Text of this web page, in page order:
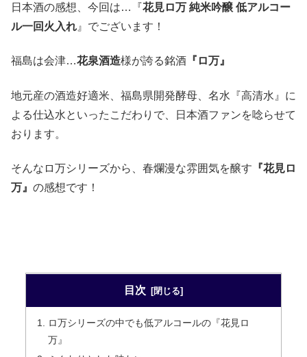
日本酒の感想、今回は…『花見ロ万 純米吟醸 低アルコー
ル一回火入れ 』でございます！
福島は会津…花泉酒造様が誇る銘酒 『ロ万』
地元産の酒造好適米、福島県開発酵母、名水『高清水』に
よる仕込水といったこだわりで、日本酒ファンを唸らせて
おります。
そんなロ万シリーズから、春爛漫な雰囲気を醸す 『花見ロ
万』 の感想です！
目次
ロ万シリーズの中でも低アルコールの『花見ロ
万』